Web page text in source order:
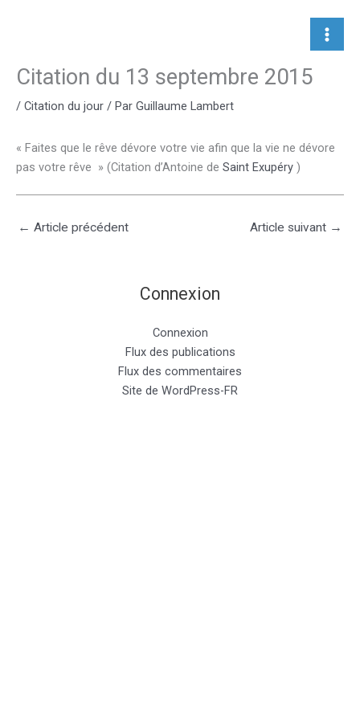
Citation du 13 septembre 2015
/ Citation du jour / Par Guillaume Lambert
« Faites que le rêve dévore votre vie afin que la vie ne dévore
pas votre rêve » (Citation d’Antoine de Saint Exupéry )
← Article précédent Article suivant →
Connexion
Connexion
Flux des publications
Flux des commentaires
Site de WordPress-FR